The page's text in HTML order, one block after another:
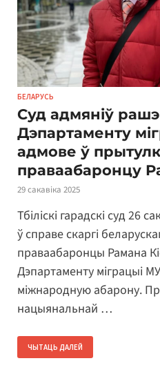
БЕЛАРУСЬ
Суд адмяніў
Дэпартаменту
адмове ў
праваабаронцу
29 сакавіка 2025
Тбіліскі гарадскі суд 26
ў справе скаргі
праваабаронцы Рамана
Дэпартаменту міграцыі
міжнародную абарону.
нацыянальнай …
ЧЫТАЦЬ ДАЛЕЙ